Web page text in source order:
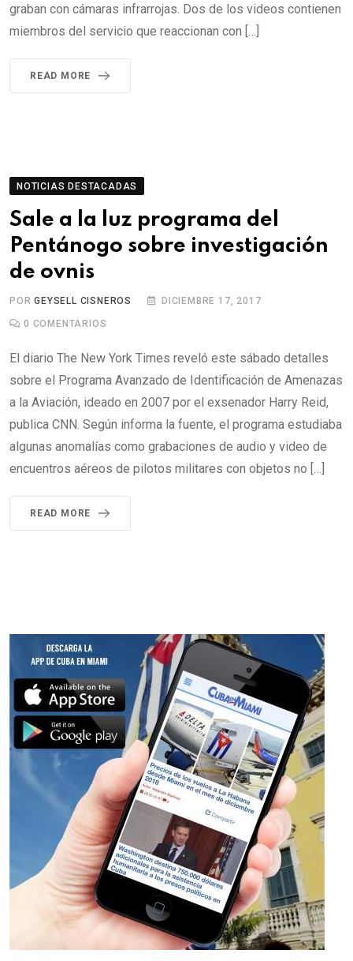
graban con cámaras infrarrojas. Dos de los videos contienen
miembros del servicio que reaccionan con […]
READ MORE
NOTICIAS DESTACADAS
Sale a la luz programa del
Pentánogo sobre investigación
de ovnis
PORGEYSELL CISNEROS DICIEMBRE 17, 2017
0 COMENTARIOS
El diario The New York Times reveló este sábado detalles
sobre el Programa Avanzado de Identificación de Amenazas
a la Aviación, ideado en 2007 por el exsenador Harry Reid,
publica CNN. Según informa la fuente, el programa estudiaba
algunas anomalías como grabaciones de audio y video de
encuentros aéreos de pilotos militares con objetos no […]
READ MORE